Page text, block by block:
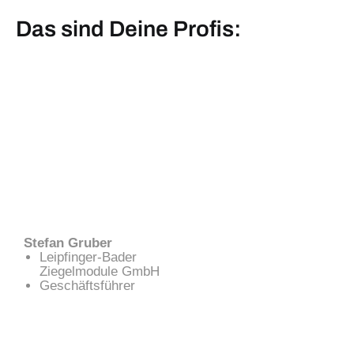
Das sind Deine Profis:
Stefan Gruber
Leipfinger-Bader
Ziegelmodule GmbH
Geschäftsführer